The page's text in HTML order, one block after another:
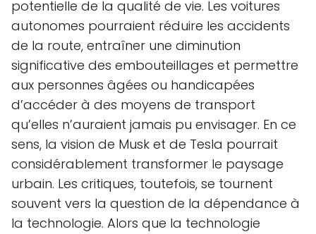
potentielle de la qualité de vie. Les voitures
autonomes pourraient réduire les accidents
de la route, entraîner une diminution
significative des embouteillages et permettre
aux personnes âgées ou handicapées
d’accéder à des moyens de transport
qu’elles n’auraient jamais pu envisager. En ce
sens, la vision de Musk et de Tesla pourrait
considérablement transformer le paysage
urbain. Les critiques, toutefois, se tournent
souvent vers la question de la dépendance à
la technologie. Alors que la technologie